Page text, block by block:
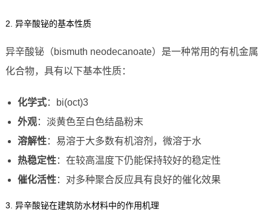
2. 异辛酸铋的基本性质
异辛酸铋（bismuth neodecanoate）是一种常用的有机金属
化合物，具有以下基本性质：
化学式：bi(oct)3
外观：淡黄色至白色结晶粉末
溶解性：易溶于大多数有机溶剂，微溶于水
热稳定性：在较高温度下仍能保持较好的稳定性
催化活性：对多种聚合反应具有良好的催化效果
3. 异辛酸铋在建筑防水材料中的作用机理